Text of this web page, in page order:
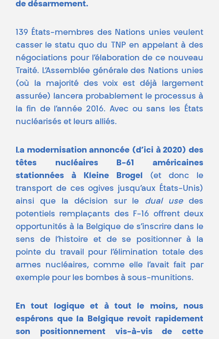
de désarmement.
139 États-membres des Nations unies veulent
casser le statu quo du TNP en appelant à des
négociations pour l’élaboration de ce nouveau
Traité. L’Assemblée générale des Nations unies
(où la majorité des voix est déjà largement
assurée) lancera probablement le processus à
la fin de l’année 2016. Avec ou sans les États
nucléarisés et leurs alliés.
La modernisation annoncée (d’ici à 2020) des
têtes nucléaires B-61 américaines
stationnées à Kleine Brogel (et donc le
transport de ces ogives jusqu’aux États-Unis)
ainsi que la décision sur le dual usedes
potentiels remplaçants des F-16 offrent deux
opportunités à la Belgique de s’inscrire dans le
sens de l’histoire et de se positionner à la
pointe du travail pour l’élimination totale des
armes nucléaires, comme elle l’avait fait par
exemple pour les bombes à sous-munitions.
En tout logique et à tout le moins, nous
espérons que la Belgique revoit rapidement
son positionnement vis-à-vis de cette